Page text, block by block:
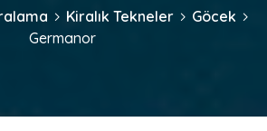
Kiralık Tekneler
Göcek
Germanor